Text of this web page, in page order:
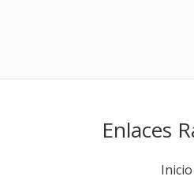
Enlaces
Inicio